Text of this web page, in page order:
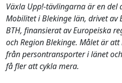
Växla Upp!-tävlingarna är en del
Mobilitet i Blekinge län, drivet av
BTH, finansierat av Europeiska
och Region Blekinge. Målet är
från persontransporter i länet
få fler att cykla mera.